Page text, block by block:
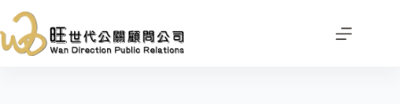
至
主